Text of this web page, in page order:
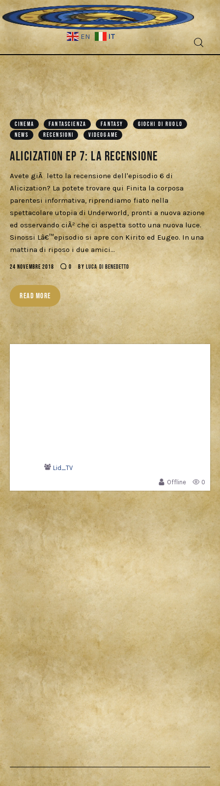
EN IT
Fantascienza
Fantasy
Games
Recensioni
Libri e fumetti
Cercatori
Download
CINEMA FANTASCIENZA FANTASY
GIOCHI DI RUOLO
NEWS
RECENSIONI VIDEOGAME
Alicization Ep 7: La Recensione
Avete giÃ letto la recensione dell'episodio 6 di
Alicization? La potete trovare qui Finita la corposa
parentesi informativa, riprendiamo fiato nella
spettacolare utopia di Underworld, pronti a nuova azione
ed osservando ciÃ² che ci aspetta sotto una nuova luce.
Sinossi Lâ€™episodio si apre con Kirito ed Eugeo. In una
mattina di riposo i due amici…
24 NOVEMBRE 2018 0 BY LUCA DI BENEDETTO
READ MORE
Lid_TV
Offline
0